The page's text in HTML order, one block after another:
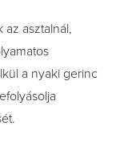
asztalnál,
a nyaki gerinc